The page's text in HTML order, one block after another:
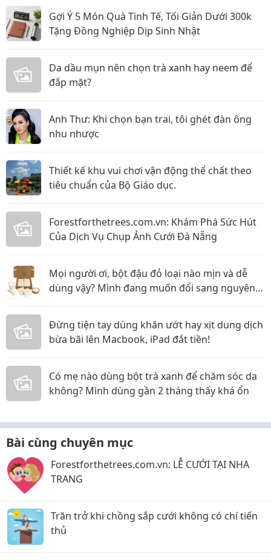
Gợi Ý 5 Món Quà Tinh Tế, Tối Giản Dưới 300k
Tặng Đồng Nghiệp Dịp Sinh Nhật
Da dầu mụn nên chọn trà xanh hay neem để
đắp mặt?
Anh Thư: Khi chọn bạn trai, tôi ghét đàn ông
nhu nhược
Thiết kế khu vui chơi vận động thể chất theo
tiêu chuẩn của Bộ Giáo dục.
Forestforthetrees.com.vn: Khám Phá Sức Hút
Của Dịch Vụ Chụp Ảnh Cưới Đà Nẵng
Mọi người ơi, bột đậu đỏ loại nào mịn và dễ
dùng vậy? Mình đang muốn đổi sang nguyên
Đừng tiện tay dùng khăn ướt hay xịt dung dịch
bừa bãi lên Macbook, iPad đắt tiền!
Có mẹ nào dùng bột trà xanh để chăm sóc da
không? Mình dùng gần 2 tháng thấy khá ổn
Bài cùng chuyên mục
Forestforthetrees.com.vn: LỄ CƯỚI TẠI NHA
TRANG
Trăn trở khi chồng sắp cưới không có chí tiến
thủ